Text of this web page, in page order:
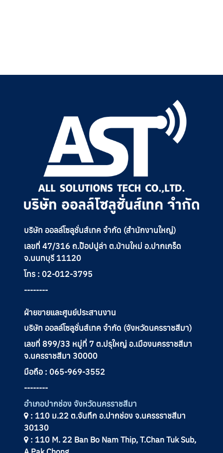
บริษัท ออลล์โซลูชั่นส์เทค จำกัด (สำนักงานใหญ่)
เลขที่ 47/316 ถ.ป๊อปปูล่า ต.บ้านใหม่ อ.ปากเกร็ด
จ.นนทบุรี 11120
โทร : 02-012-3795
--------
ฝ่ายขายและศูนย์ประสานงาน
บริษัท ออลล์โซลูชั่นส์เทค จำกัด (จังหวัดนครราชสีมา)
เลขที่ 899/33 หมู่ที่ 7 ต.ปรุใหญ่ อ.เมืองนครราชสีมา
จ.นครราชสีมา 30000
มือถือ : 065-969-3552
--------
อำเภอปากช่อง จังหวัดนครราชสีมา
: 110 ม.22 ต.จันทึก อ.ปากช่อง จ.นครรราชสีมา
30130
: 110 M. 22 Ban Bo Nam Thip, T.Chan Tuk Sub,